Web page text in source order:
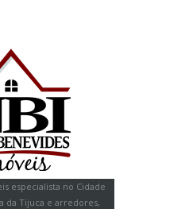
especialista no Cidade
da Tijuca e arredores,